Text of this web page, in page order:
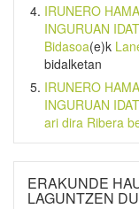
IRUNERO
INGURUAN
Bidasoa(e)k
bidalketan
IRUNERO
INGURUAN
ari dira Ribera
ERAKUNDE
LAGUNTZEN